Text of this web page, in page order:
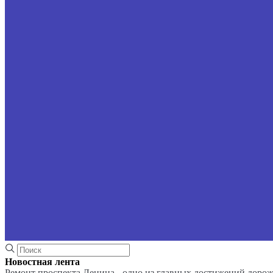
Новостная лента